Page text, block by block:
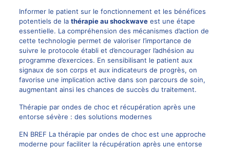
Informer le patient sur le fonctionnement et les bénéfices
potentiels de la thérapie au shockwaveest une étape
essentielle. La compréhension des mécanismes d’action de
cette technologie permet de valoriser l’importance de
suivre le protocole établi et d’encourager l’adhésion au
programme d’exercices. En sensibilisant le patient aux
signaux de son corps et aux indicateurs de progrès, on
favorise une implication active dans son parcours de soin,
augmentant ainsi les chances de succès du traitement.
Thérapie par ondes de choc et récupération après une
entorse sévère : des solutions modernes
EN BREF La thérapie par ondes de choc est une approche
moderne pour faciliter la récupération après une entorse